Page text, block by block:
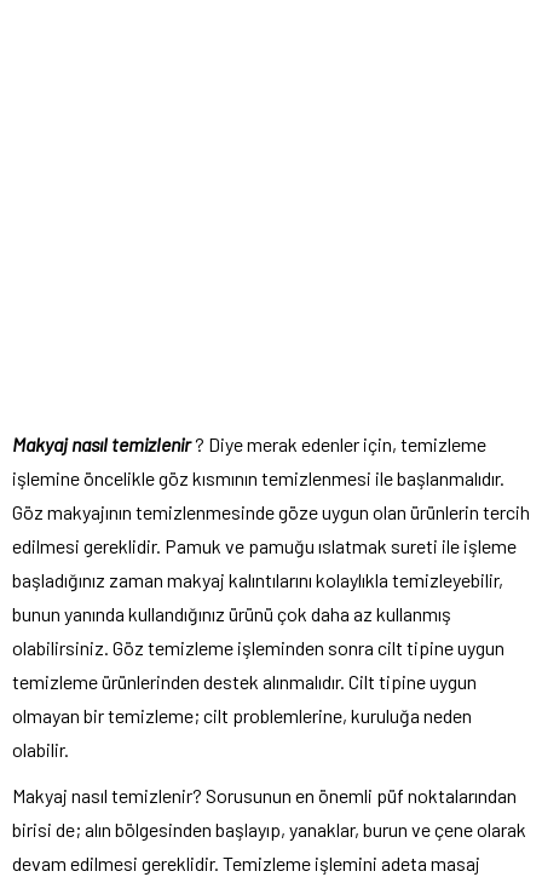
Makyaj nasıl temizlenir? Diye merak edenler için, temizleme
işlemine öncelikle göz kısmının temizlenmesi ile başlanmalıdır.
Göz makyajının temizlenmesinde göze uygun olan ürünlerin tercih
edilmesi gereklidir. Pamuk ve pamuğu ıslatmak sureti ile işleme
başladığınız zaman makyaj kalıntılarını kolaylıkla temizleyebilir,
bunun yanında kullandığınız ürünü çok daha az kullanmış
olabilirsiniz. Göz temizleme işleminden sonra cilt tipine uygun
temizleme ürünlerinden destek alınmalıdır. Cilt tipine uygun
olmayan bir temizleme; cilt problemlerine, kuruluğa neden
olabilir.
Makyaj nasıl temizlenir? Sorusunun en önemli püf noktalarından
birisi de; alın bölgesinden başlayıp, yanaklar, burun ve çene olarak
devam edilmesi gereklidir. Temizleme işlemini adeta masaj